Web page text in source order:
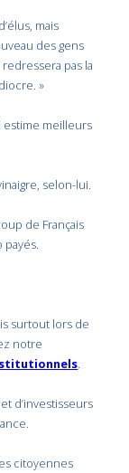
mais
des gens
pas la
»
estime meilleurs
selon-lui.
de Français
surtout lors de
notre
.
d’investisseurs
citoyennes